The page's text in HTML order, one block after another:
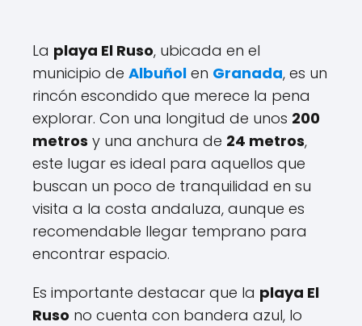
La playa El Ruso, ubicada en el
municipio de Albuñol en Granada, es un
rincón escondido que merece la pena
explorar. Con una longitud de unos 200
metros y una anchura de 24 metros,
este lugar es ideal para aquellos que
buscan un poco de tranquilidad en su
visita a la costa andaluza, aunque es
recomendable llegar temprano para
encontrar espacio.
Es importante destacar que la playa El
Ruso no cuenta con bandera azul, lo